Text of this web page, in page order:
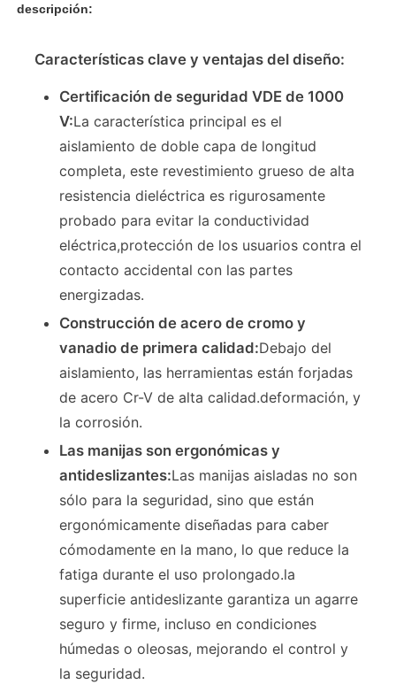
Inicio
descripción:
Características clave y ventajas del diseño:
Certificación de seguridad VDE de 1000
V:La característica principal es el
aislamiento de doble capa de longitud
completa, este revestimiento grueso de alta
resistencia dieléctrica es rigurosamente
probado para evitar la conductividad
eléctrica,protección de los usuarios contra el
contacto accidental con las partes
energizadas.
Construcción de acero de cromo y
vanadio de primera calidad:Debajo del
aislamiento, las herramientas están forjadas
de acero Cr-V de alta calidad.deformación, y
la corrosión.
Las manijas son ergonómicas y
antideslizantes:Las manijas aisladas no son
sólo para la seguridad, sino que están
ergonómicamente diseñadas para caber
cómodamente en la mano, lo que reduce la
fatiga durante el uso prolongado.la
superficie antideslizante garantiza un agarre
seguro y firme, incluso en condiciones
húmedas o oleosas, mejorando el control y
la seguridad.